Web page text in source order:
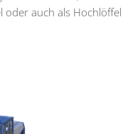
oder auch als Hochlöffel